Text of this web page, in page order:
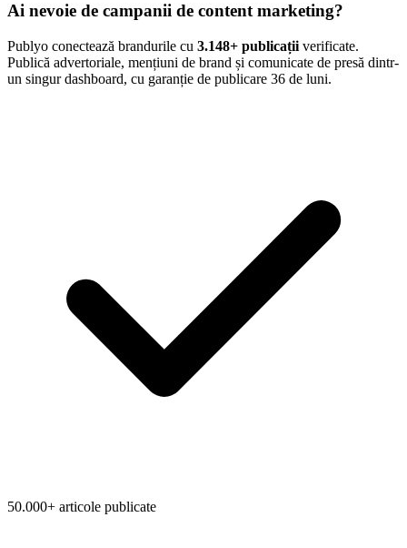
Ai nevoie de campanii de content marketing?
Publyo conectează brandurile cu 3.148+ publicații verificate.
Publică advertoriale, mențiuni de brand și comunicate de presă dintr-
un singur dashboard, cu garanție de publicare 36 de luni.
50.000+ articole publicate